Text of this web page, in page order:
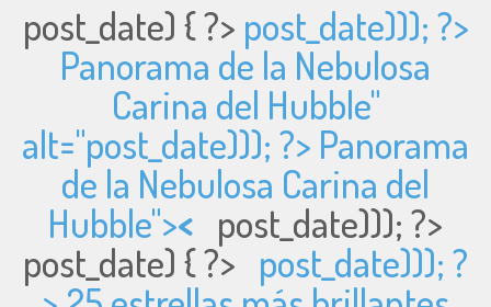
post_date) { ?> post_date))); ?>
Panorama de la Nebulosa
Carina del Hubble"
alt="post_date))); ?> Panorama
de la Nebulosa Carina del
Hubble">< post_date))); ?>
post_date) { ?> post_date))); ?